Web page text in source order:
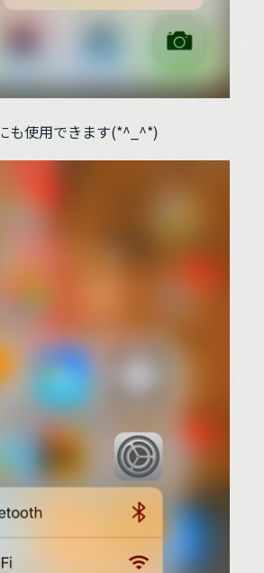
も使用できます(*^_^*)